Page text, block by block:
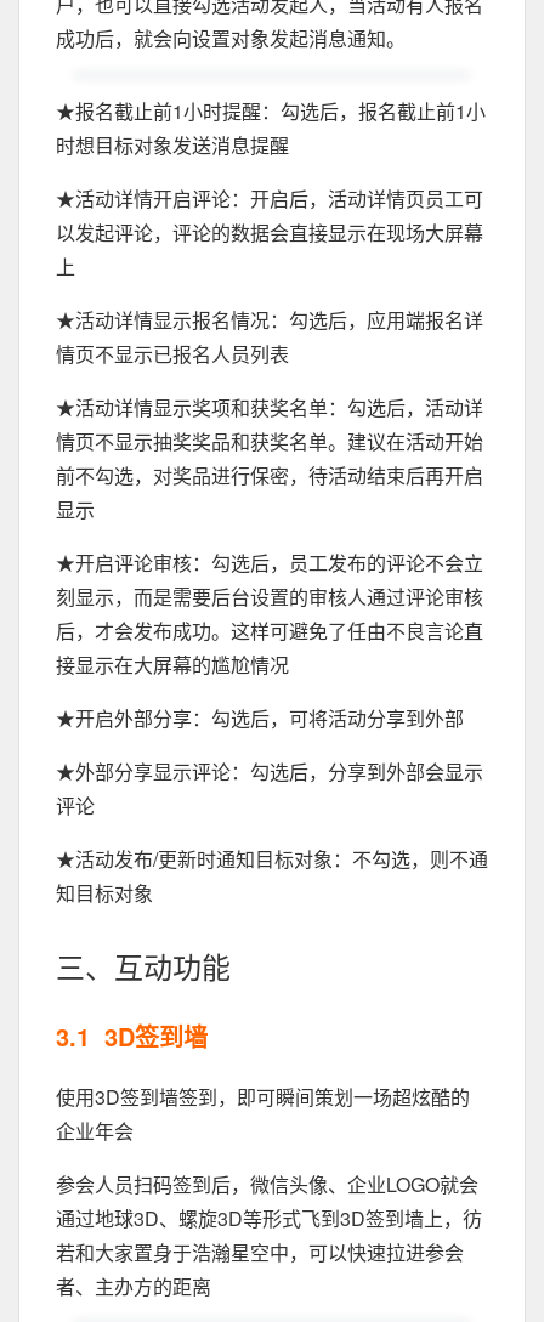
成功后，就会向设置对象发起消息通知。
★报名截止前1小时提醒：勾选后，报名截止前1小
时想目标对象发送消息提醒
★活动详情开启评论：开启后，活动详情页员工可
以发起评论，评论的数据会直接显示在现场大屏幕
上
★活动详情显示报名情况：勾选后，应用端报名详
情页不显示已报名人员列表
★活动详情显示奖项和获奖名单：勾选后，活动详
情页不显示抽奖奖品和获奖名单。建议在活动开始
前不勾选，对奖品进行保密，待活动结束后再开启
显示
★开启评论审核：勾选后，员工发布的评论不会立
刻显示，而是需要后台设置的审核人通过评论审核
后，才会发布成功。这样可避免了任由不良言论直
接显示在大屏幕的尴尬情况
★开启外部分享：勾选后，可将活动分享到外部
★外部分享显示评论：勾选后，分享到外部会显示
评论
★活动发布/更新时通知目标对象：不勾选，则不通
知目标对象
三、互动功能
3.1 3D签到墙
使用3D签到墙签到，即可瞬间策划一场超炫酷的
企业年会
参会人员扫码签到后，微信头像、企业LOGO就会
通过地球3D、螺旋3D等形式飞到3D签到墙上，彷
若和大家置身于浩瀚星空中，可以快速拉进参会
者、主办方的距离